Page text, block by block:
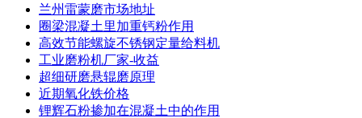
兰州雷蒙磨市场地址
圈梁混凝土里加重钙粉作用
高效节能螺旋不锈钢定量给料机
工业磨粉机厂家-收益
超细研磨悬辊磨原理
近期氧化铁价格
锂辉石粉掺加在混凝土中的作用